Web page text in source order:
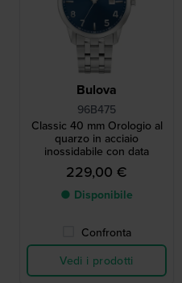
Bulova
96B475
Classic 40 mm Orologio al
quarzo in acciaio
inossidabile con data
229,00 €
● Disponibile
Confronta
Vedi i prodotti